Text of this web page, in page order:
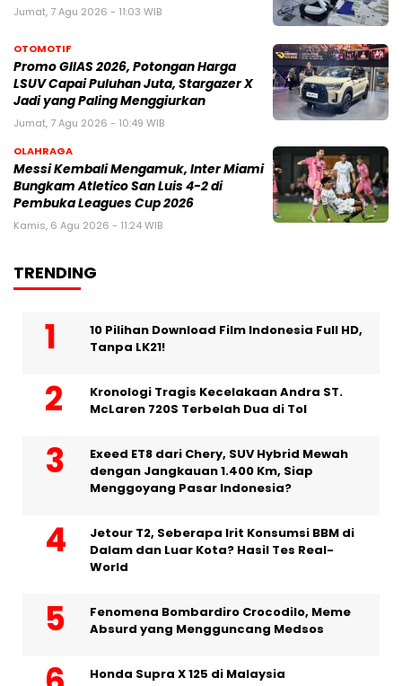
Jumat, 7 Agu 2026 - 11:03 WIB
OTOMOTIF
Promo GIIAS 2026, Potongan Harga
LSUV Capai Puluhan Juta, Stargazer X
Jadi yang Paling Menggiurkan
Jumat, 7 Agu 2026 - 10:49 WIB
OLAHRAGA
Messi Kembali Mengamuk, Inter Miami
Bungkam Atletico San Luis 4-2 di
Pembuka Leagues Cup 2026
Kamis, 6 Agu 2026 - 11:24 WIB
TRENDING
10 Pilihan Download Film Indonesia Full HD,
Tanpa LK21!
Kronologi Tragis Kecelakaan Andra ST.
McLaren 720S Terbelah Dua di Tol
Exeed ET8 dari Chery, SUV Hybrid Mewah
dengan Jangkauan 1.400 Km, Siap
Menggoyang Pasar Indonesia?
Jetour T2, Seberapa Irit Konsumsi BBM di
Dalam dan Luar Kota? Hasil Tes Real-
World
Fenomena Bombardiro Crocodilo, Meme
Absurd yang Mengguncang Medsos
Honda Supra X 125 di Malaysia